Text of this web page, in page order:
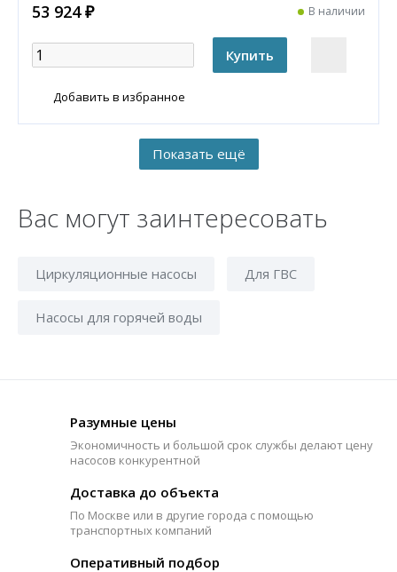
53 924 ₽ В наличии
Добавить в избранное
Вас могут заинтересовать
Циркуляционные насосы Для ГВС
Насосы для горячей воды
Разумные цены
Экономичность и большой срок службы делают цену
насосов конкурентной
Доставка до объекта
По Москве или в другие города с помощью
транспортных компаний
Оперативный подбор